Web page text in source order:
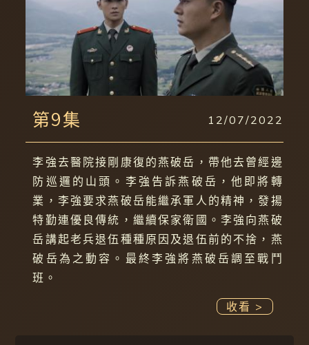
第9集 12/07/2022
李強去醫院接剛康復的燕破岳，帶他去曾經邊
防巡邏的山頭。李強告訴燕破岳，他即將轉
業，李強要求燕破岳能繼承軍人的精神，發揚
特勤連優良傳統，繼續保家衛國。李強向燕破
岳講起老兵退伍種種原因及退伍前的不捨，燕
破岳為之動容。最終李強將燕破岳調至戰鬥
班。
收看 >